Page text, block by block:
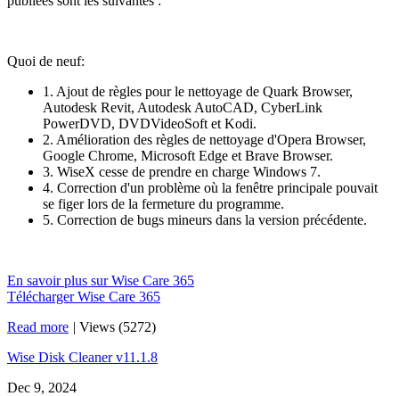
Quoi de neuf:
1. Ajout de règles pour le nettoyage de Quark Browser,
Autodesk Revit, Autodesk AutoCAD, CyberLink
PowerDVD, DVDVideoSoft et Kodi.
2. Amélioration des règles de nettoyage d'Opera Browser,
Google Chrome, Microsoft Edge et Brave Browser.
3. WiseX cesse de prendre en charge Windows 7.
4. Correction d'un problème où la fenêtre principale pouvait
se figer lors de la fermeture du programme.
5. Correction de bugs mineurs dans la version précédente.
En savoir plus sur Wise Care 365
Télécharger Wise Care 365
Read more | Views (5272)
Wise Disk Cleaner v11.1.8
Dec 9, 2024